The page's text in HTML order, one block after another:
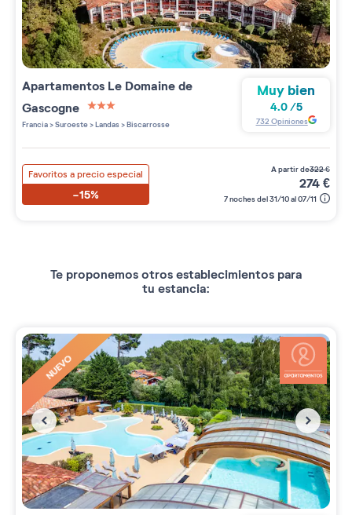
Apartamentos Le Domaine de
Gascogne
3 étoiles sur 5
Francia>Suroeste>Landas>Biscarrosse
Muy bien
4.0/5
732 Opiniones
Favoritos a precio especial
-15%
a partir de322€
274€
7 noches del 31/10 al 07/11
Te proponemos otros establecimientos para
tu estancia:
NUEVO